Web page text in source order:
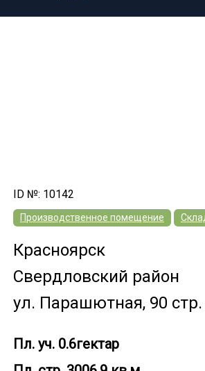
ID №: 10142
Производственное помещение
Красноярск
Свердловский район
ул. Парашютная, 90 стр.
Пл. уч. 0.6гектар